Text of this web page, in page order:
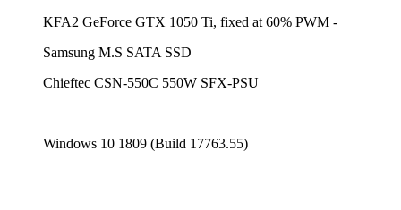
KFA2 GeForce GTX 1050 Ti, fixed at 60% PWM -
Samsung M.S SATA SSD
Chieftec CSN-550C 550W SFX-PSU
Windows 10 1809 (Build 17763.55)